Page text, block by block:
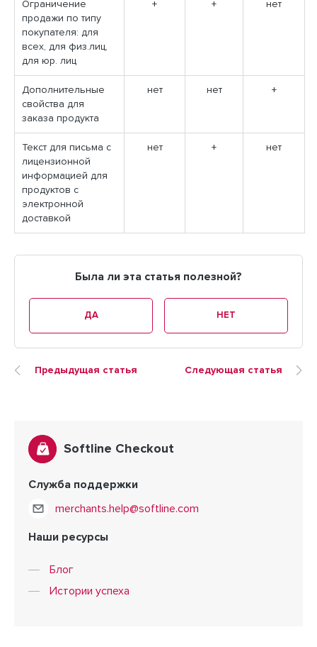
Ограничение
продажи по типу
покупателя: для
всех, для физ.лиц,
для юр. лиц
+ + нет
Дополнительные
свойства для
заказа продукта
нет нет +
Текст для письма с
лицензионной
информацией для
продуктов с
электронной
доставкой
нет + нет
Была ли эта статья полезной?
ДА НЕТ
Предыдущая статья Следующая статья
Softline Checkout
Служба поддержки
merchants.help@softline.com
Наши ресурсы
Блог
Истории успеха